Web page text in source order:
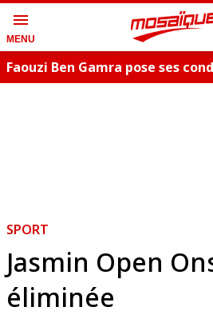
menu
MENU
Faouzi Ben Gamra pose ses
SPORT
Jasmin Open
éliminée